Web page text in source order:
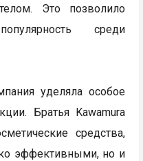
Это позволило
среди
уделяла особое
Братья Kawamura
средства,
эффективными, но и